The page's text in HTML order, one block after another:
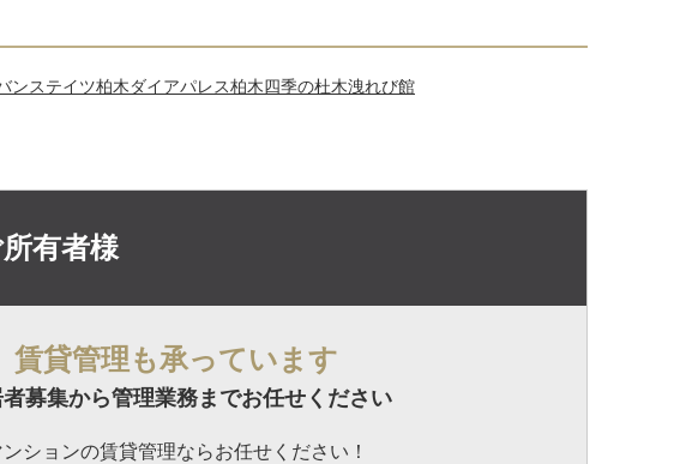
ンステイツ柏木ダイアパレス柏木四季の杜木洩れび館
有者様
賃貸管理も承っています
者募集から管理業務までお任せください
ンションの賃貸管理ならお任せください！